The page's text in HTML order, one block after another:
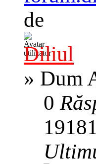
de
Diliul
» Dum
0